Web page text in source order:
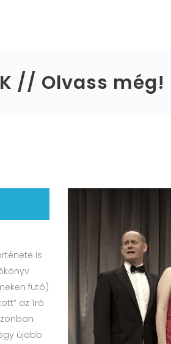
// Olvass még!
is
futó)
az író
újabb